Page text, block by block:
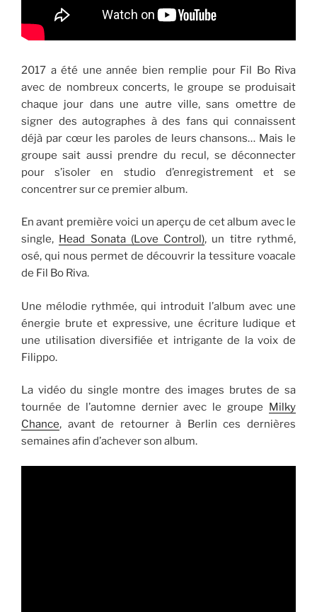
2017 a été une année bien remplie pour Fil Bo Riva
avec de nombreux concerts, le groupe se produisait
chaque jour dans une autre ville, sans omettre de
signer des autographes à des fans qui connaissent
déjà par cœur les paroles de leurs chansons… Mais le
groupe sait aussi prendre du recul, se déconnecter
pour s’isoler en studio d’enregistrement et se
concentrer sur ce premier album.
En avant première voici un aperçu de cet album avec le
single, Head Sonata (Love Control), un titre rythmé,
osé, qui nous permet de découvrir la tessiture voacale
de Fil Bo Riva.
Une mélodie rythmée, qui introduit l’album avec une
énergie brute et expressive, une écriture ludique et
une utilisation diversifiée et intrigante de la voix de
Filippo.
La vidéo du single montre des images brutes de sa
tournée de l’automne dernier avec le groupe Milky
Chance, avant de retourner à Berlin ces dernières
semaines afin d’achever son album.